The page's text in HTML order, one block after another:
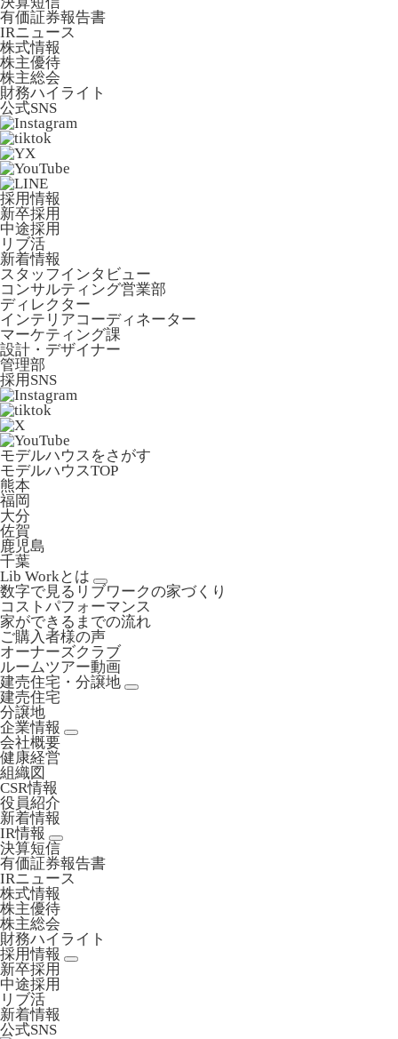
有価証券報告書
IRニュース
株式情報
株主優待
株主総会
財務ハイライト
公式SNS
採用情報
新卒採用
中途採用
リブ活
新着情報
スタッフインタビュー
コンサルティング営業部
ディレクター
インテリアコーディネーター
マーケティング課
設計・デザイナー
管理部
採用SNS
モデルハウスをさがす
モデルハウスTOP
熊本
福岡
大分
佐賀
鹿児島
千葉
Lib Workとは
数字で見るリブワークの家づくり
コストパフォーマンス
家ができるまでの流れ
ご購入者様の声
オーナーズクラブ
ルームツアー動画
建売住宅・分譲地
建売住宅
分譲地
企業情報
会社概要
健康経営
組織図
CSR情報
役員紹介
新着情報
IR情報
決算短信
有価証券報告書
IRニュース
株式情報
株主優待
株主総会
財務ハイライト
採用情報
新卒採用
中途採用
リブ活
新着情報
公式SNS